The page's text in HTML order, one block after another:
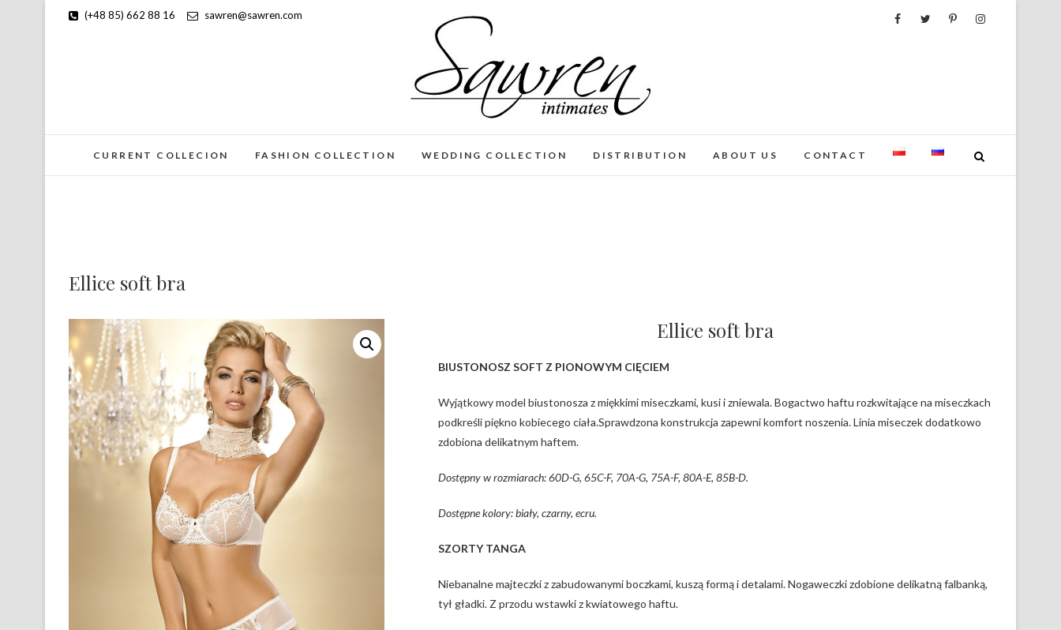
(+48 85) 662 88 16 sawren@sawren.com
CURRENT COLLECION FASHION COLLECTION WEDDING COLLECTION DISTRIBUTION ABOUT US CONTACT
Ellice soft bra
Ellice soft bra
BIUSTONOSZ SOFT Z PIONOWYM CIĘCIEM
Wyjątkowy model biustonosza z miękkimi miseczkami, kusi i zniewala. Bogactwo haftu rozkwitające na miseczkach
podkreśli piękno kobiecego ciała.Sprawdzona konstrukcja zapewni komfort noszenia. Linia miseczek dodatkowo
zdobiona delikatnym haftem.
Dostępny w rozmiarach: 60D-G, 65C-F, 70A-G, 75A-F, 80A-E, 85B-D.
Dostępne kolory: biały, czarny, ecru.
SZORTY TANGA
Niebanalne majteczki z zabudowanymi boczkami, kuszą formą i detalami. Nogaweczki zdobione delikatną falbanką,
tył gładki. Z przodu wstawki z kwiatowego haftu.